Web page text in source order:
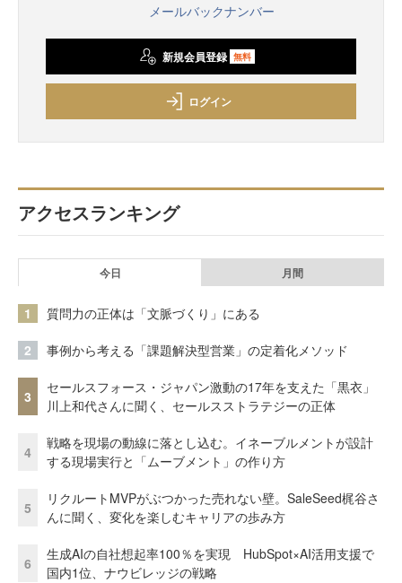
メールバックナンバー
新規会員登録 無料
ログイン
アクセスランキング
今日 月間
1 質問力の正体は「文脈づくり」にある
2 事例から考える「課題解決型営業」の定着化メソッド
3
セールスフォース・ジャパン激動の17年を支えた「黒衣」
川上和代さんに聞く、セールスストラテジーの正体
4
戦略を現場の動線に落とし込む。イネーブルメントが設計
する現場実行と「ムーブメント」の作り方
5
リクルートMVPがぶつかった売れない壁。SaleSeed梶谷さ
んに聞く、変化を楽しむキャリアの歩み方
6
生成AIの自社想起率100％を実現 HubSpot×AI活用支援で
国内1位、ナウビレッジの戦略